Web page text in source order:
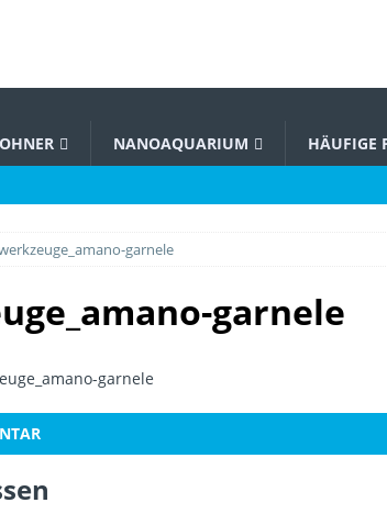
NANOAQUARIUM HÄUFIGE
garnele
garnele